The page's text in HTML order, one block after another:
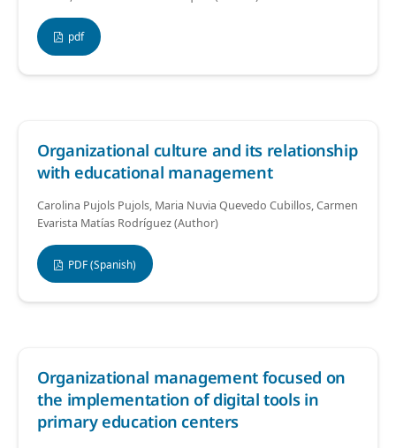
pdf
Organizational culture and its relationship
with educational management
Carolina Pujols Pujols, Maria Nuvia Quevedo Cubillos, Carmen
Evarista Matías Rodríguez (Author)
PDF (Spanish)
Organizational management focused on
the implementation of digital tools in
primary education centers